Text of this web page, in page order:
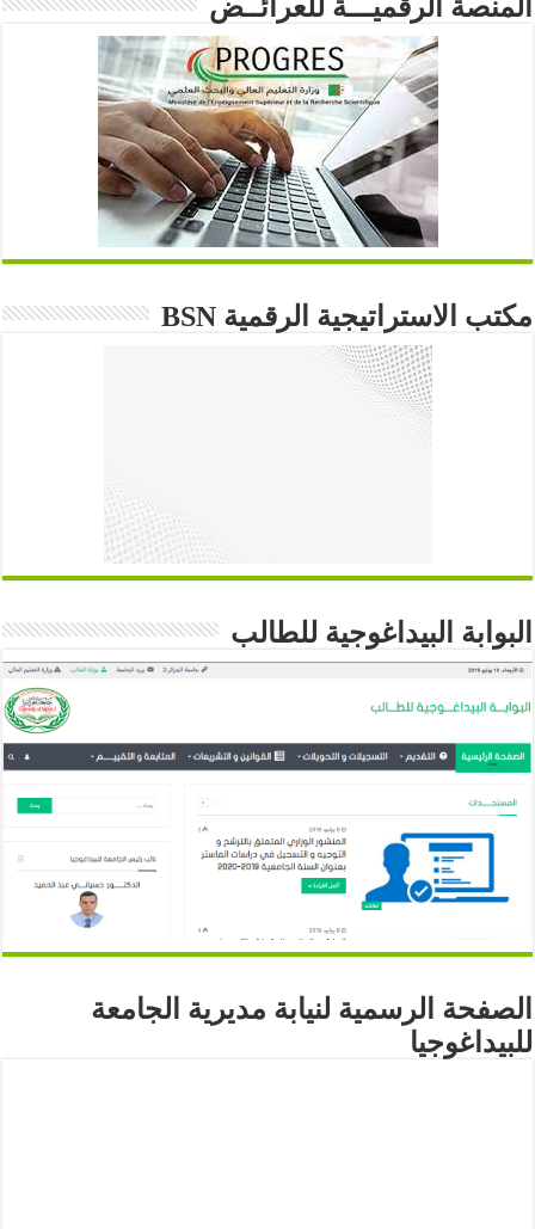
المنصة الرقميـــة للعرائــض
مكتب الاستراتيجية الرقمية BSN
البوابة البيداغوجية للطالب
الصفحة الرسمية لنيابة مديرية الجامعة
للبيداغوجيا